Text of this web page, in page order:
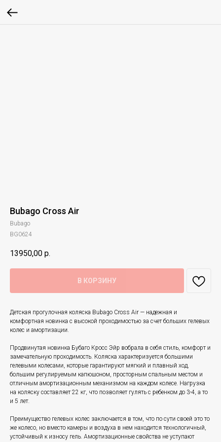
Bubago Cross Air
Bubago
BG0624
13950,00 р.
В КОРЗИНУ
Детская прогулочная коляска Bubago Cross Air — надежная и
комфортная новинка с высокой проходимостью за счет больших гелевых
колес и амортизации.
Продвинутая новинка Бубаго Кросс Эйр вобрала в себя стиль, комфорт и
замечательную проходимость. Коляска характеризуется большими
гелевыми колесами, которые гарантируют мягкий и плавный ход,
большим регулируемым капюшоном, просторным спальным местом и
отличным амортизационным механизмом на каждом колесе. Нагрузка
на коляску составляет 22 кг, что позволяет гулять с ребенком до 3-4, а то
и 5 лет.
Преимущество гелевых колес заключается в том, что по сути своей это то
же колесо, но вместо камеры и воздуха в нем находится технологичный,
устойчивый к износу гель. Амортизационные свойства не уступают